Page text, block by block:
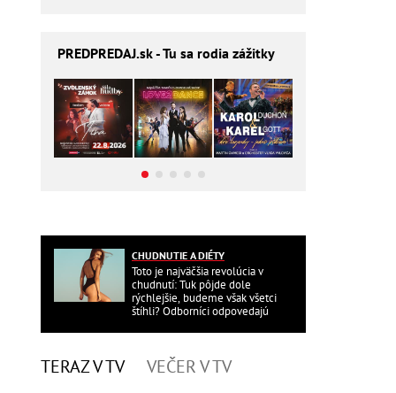
PREDPREDAJ.sk - Tu sa rodia zážitky
CHUDNUTIE A DIÉTY
Toto je najväčšia revolúcia v
chudnutí: Tuk pôjde dole
rýchlejšie, budeme však všetci
štíhli? Odborníci odpovedajú
TERAZ V TV VEČER V TV